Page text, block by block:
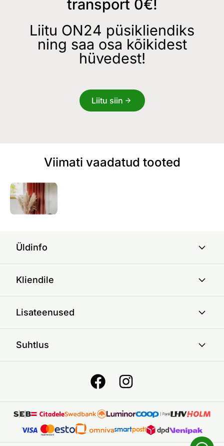
transport 0€!
Liitu ON24 püsikliendiks
ning saa osa kõikidest
hüvedest!
Liitu siin
Viimati vaadatud tooted
Üldinfo
Kliendile
Lisateenused
Suhtlus